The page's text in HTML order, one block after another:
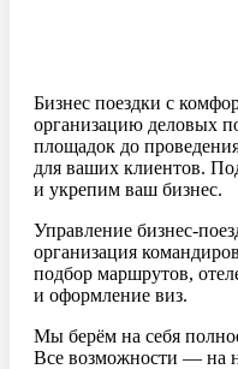
Бизнес поездки с
организацию деловых
площадок до
для ваших клиентов.
и укрепим ваш бизнес.
Управление бизнес-
организация
подбор маршрутов,
и оформление виз.
Мы берём на себя
Все возможности — на